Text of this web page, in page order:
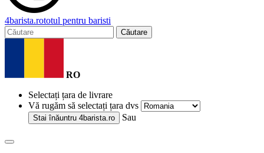
4barista.rototul pentru baristi
Căutare
RO
Selectați țara de livrare
Vă rugăm să selectați țara dvs
Stai înăuntru 4barista.ro Sau